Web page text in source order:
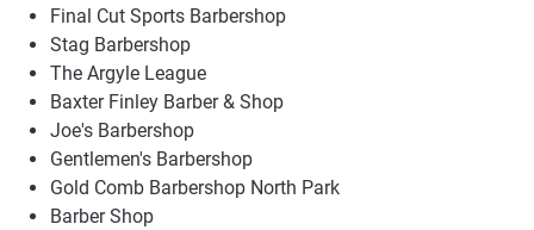
Final Cut Sports Barbershop
Stag Barbershop
The Argyle League
Baxter Finley Barber & Shop
Joe's Barbershop
Gentlemen's Barbershop
Gold Comb Barbershop North Park
Barber Shop